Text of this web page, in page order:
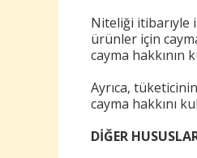
Niteliği itibarıyle
ürünler için
cayma hakkının
Ayrıca,
cayma hakkını
DİĞER